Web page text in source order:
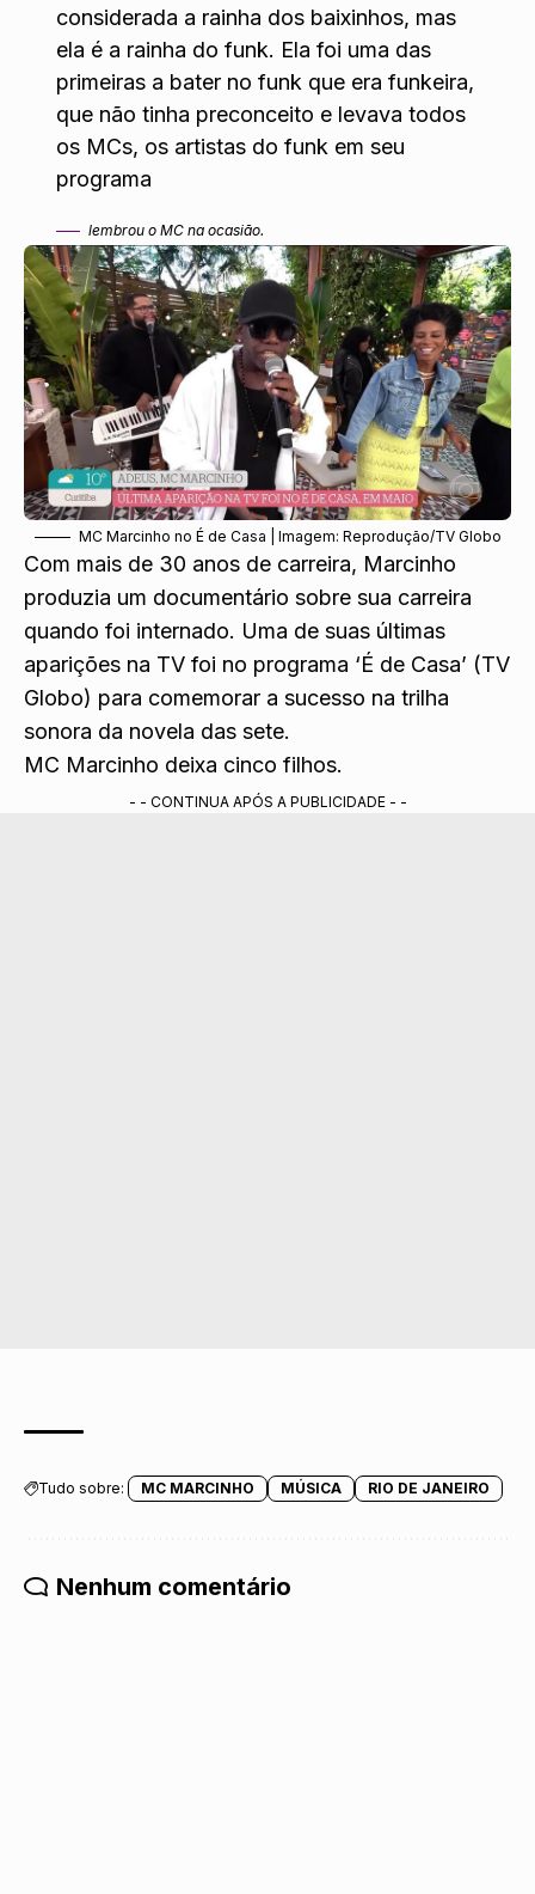
considerada a rainha dos baixinhos, mas
ela é a rainha do funk. Ela foi uma das
primeiras a bater no funk que era funkeira,
que não tinha preconceito e levava todos
os MCs, os artistas do funk em seu
programa
lembrou o MC na ocasião.
MC Marcinho no É de Casa | Imagem: Reprodução/TV Globo
Com mais de 30 anos de carreira, Marcinho
produzia um documentário sobre sua carreira
quando foi internado. Uma de suas últimas
aparições na TV foi no programa ‘É de Casa’ (TV
Globo) para comemorar a sucesso na trilha
sonora da novela das sete.
MC Marcinho deixa cinco filhos.
- - CONTINUA APÓS A PUBLICIDADE - -
Tudo sobre: MC MARCINHO MÚSICA RIO DE JANEIRO
Nenhum comentário